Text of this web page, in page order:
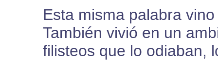
Esta misma palabra
También vivió en un
filisteos que lo odiaban,